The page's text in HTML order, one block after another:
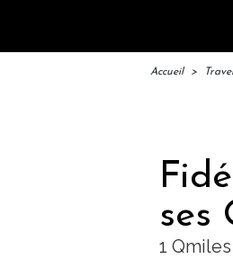
Accueil >
ses
1